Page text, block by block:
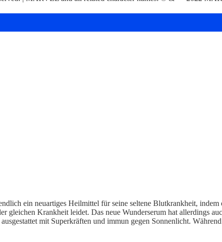
ein neuartiges Heilmittel für seine seltene Blutkrankheit,
gleichen Krankheit leidet. Das neue Wunderserum hat allerdings
mit Superkräften und immun gegen Sonnenlicht.